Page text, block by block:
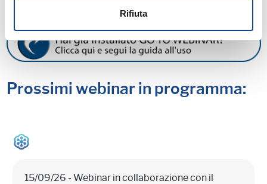
Rifiuta
Prossimi webinar in programma:
15/09/26 - Webinar in collaborazione con il